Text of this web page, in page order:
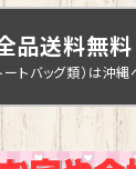
品送料無料
ートバッグ類）は沖